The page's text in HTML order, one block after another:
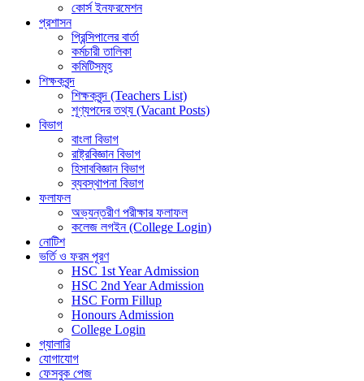
কোর্স ইনফরমেশন
প্রশাসন
প্রিন্সিপালের বার্তা
কর্মচারী তালিকা
কমিটিসমূহ
শিক্ষকবৃন্দ
শিক্ষকবৃন্দ (Teachers List)
শূণ্যপদের তথ্য (Vacant Posts)
বিভাগ
বাংলা বিভাগ
রাষ্ট্রবিজ্ঞান বিভাগ
হিসাববিজ্ঞান বিভাগ
ব্যবস্থাপনা বিভাগ
ফলাফল
অভ্যন্তরীণ পরীক্ষার ফলাফল
কলেজ লগইন (College Login)
নোটিশ
ভর্তি ও ফরম পূরণ
HSC 1st Year Admission
HSC 2nd Year Admission
HSC Form Fillup
Honours Admission
College Login
গ্যালারি
যোগাযোগ
ফেসবুক পেজ